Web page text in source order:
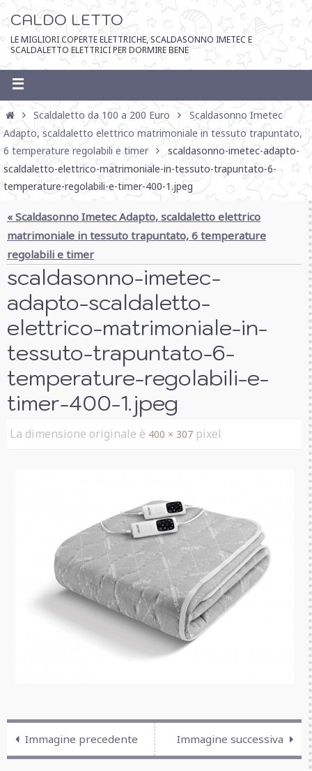
CALDO LETTO
LE MIGLIORI COPERTE ELETTRICHE, SCALDASONNO IMETEC E
SCALDALETTO ELETTRICI PER DORMIRE BENE
Scaldaletto da 100 a 200 Euro
Scaldasonno Imetec
Adapto, scaldaletto elettrico matrimoniale in tessuto trapuntato,
6 temperature regolabili e timer
scaldasonno-imetec-adapto-
scaldaletto-elettrico-matrimoniale-in-tessuto-trapuntato-6-
temperature-regolabili-e-timer-400-1.jpeg
« Scaldasonno Imetec Adapto, scaldaletto elettrico
matrimoniale in tessuto trapuntato, 6 temperature
regolabili e timer
scaldasonno-imetec-
adapto-scaldaletto-
elettrico-matrimoniale-in-
tessuto-trapuntato-6-
temperature-regolabili-e-
timer-400-1.jpeg
La dimensione originale è 400 × 307 pixel
Immagine precedente Immagine successiva